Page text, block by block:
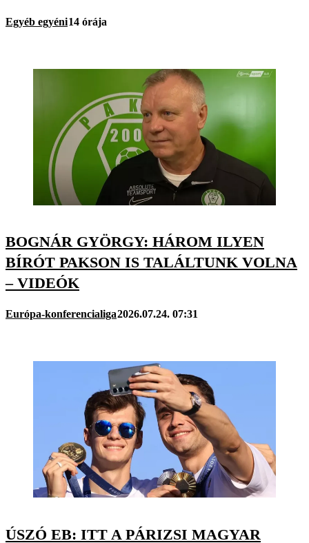
Egyéb egyéni14 órája
BOGNÁR GYÖRGY: HÁROM ILYEN
BÍRÓT PAKSON IS TALÁLTUNK VOLNA
– VIDEÓK
Európa-konferencialiga2026.07.24. 07:31
ÚSZÓ EB: ITT A PÁRIZSI MAGYAR